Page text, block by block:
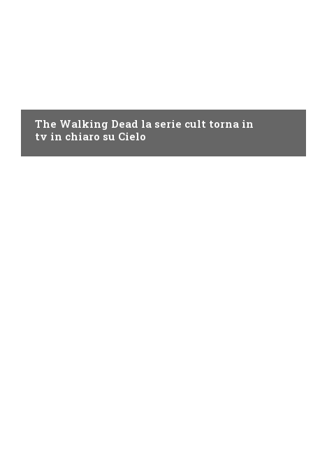
The Walking Dead la serie cult torna in
tv in chiaro su Cielo